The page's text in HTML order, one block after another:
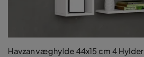
Havzan væghylde 44x15 cm 4 Hylder